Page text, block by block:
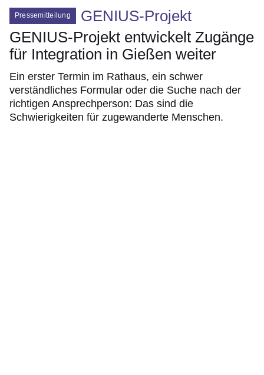
Pressemitteilung
GENIUS-Projekt
GENIUS-Projekt entwickelt Zugänge
für Integration in Gießen weiter
Ein erster Termin im Rathaus, ein schwer
verständliches Formular oder die Suche nach der
richtigen Ansprechperson: Das sind die
Schwierigkeiten für zugewanderte Menschen.